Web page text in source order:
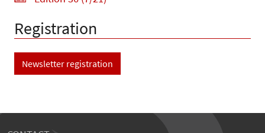
Registration
Newsletter registration